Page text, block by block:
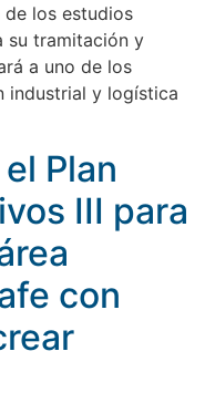
los estudios
su tramitación y
a uno de los
industrial y logística
Plan
III para
con